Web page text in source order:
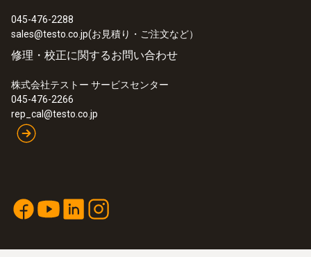
045-476-2288
sales@testo.co.jp(お見積り・ご注文など）
修理・校正に関するお問い合わせ
株式会社テストー サービスセンター
045-476-2266
rep_cal@testo.co.jp